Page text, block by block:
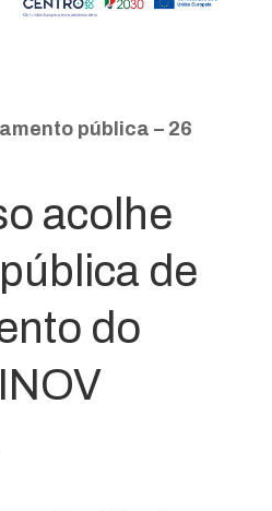
pública – 26
acolhe
de
do